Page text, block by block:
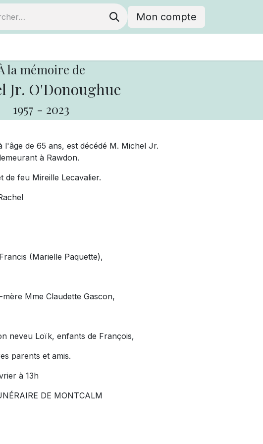
Mon compte
la mémoire de
Jr. O'Donoughue
1957 - 2023
de 65 ans, est décédé M. Michel Jr.
à Rawdon.
de feu Mireille Lecavalier.
(Marielle Paquette),
Mme Claudette Gascon,
neveu Loïk, enfants de François,
parents et amis.
à 13h
DE MONTCALM